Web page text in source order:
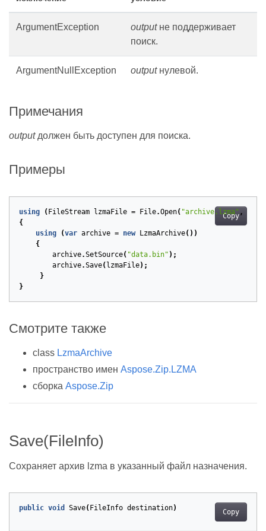
ArgumentException outputне поддерживает
поиск.
ArgumentNullException outputнулевой.
Примечания
outputдолжен быть доступен для поиска.
Примеры
Copy
using ( FileStream lzmaFile = File.Open( "archive.lzma" ,
{
using
(var archive = new LzmaArchive())
{
archive.SetSource( "data.bin" );
archive.Save( lzmaFile);
}
}
Смотрите также
class LzmaArchive
пространство имен Aspose.Zip.LZMA
сборка Aspose.Zip
Save(FileInfo)
Сохраняет архив lzma в указанный файл назначения.
Copy
public void Save( FileInfo destination)